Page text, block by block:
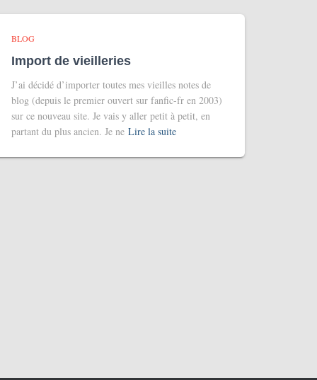
BLOG
Import de vieilleries
J’ai décidé d’importer toutes mes vieilles notes de
blog (depuis le premier ouvert sur fanfic-fr en 2003)
sur ce nouveau site. Je vais y aller petit à petit, en
partant du plus ancien. Je ne Lire la suite